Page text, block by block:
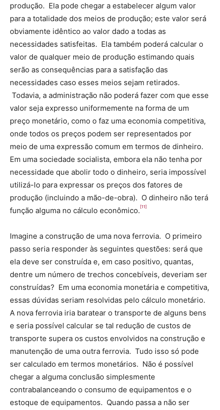
produção. Ela pode chegar a estabelecer algum valor
para a totalidade dos meios de produção; este valor será
obviamente idêntico ao valor dado a todas as
necessidades satisfeitas. Ela também poderá calcular o
valor de qualquer meio de produção estimando quais
serão as consequências para a satisfação das
necessidades caso esses meios sejam retirados.
Todavia, a administração não poderá fazer com que esse
valor seja expresso uniformemente na forma de um
preço monetário, como o faz uma economia competitiva,
onde todos os preços podem ser representados por
meio de uma expressão comum em termos de dinheiro.
Em uma sociedade socialista, embora ela não tenha por
necessidade que abolir todo o dinheiro, seria impossível
utilizá-lo para expressar os preços dos fatores de
produção (incluindo a mão-de-obra). O dinheiro não terá
função alguma no cálculo econômico. [11]
Imagine a construção de uma nova ferrovia. O primeiro
passo seria responder às seguintes questões: será que
ela deve ser construída e, em caso positivo, quantas,
dentre um número de trechos concebíveis, deveriam ser
construídas? Em uma economia monetária e competitiva,
essas dúvidas seriam resolvidas pelo cálculo monetário.
A nova ferrovia iria baratear o transporte de alguns bens
e seria possível calcular se tal redução de custos de
transporte supera os custos envolvidos na construção e
manutenção de uma outra ferrovia. Tudo isso só pode
ser calculado em termos monetários. Não é possível
chegar a alguma conclusão simplesmente
contrabalanceando o consumo de equipamentos e o
estoque de equipamentos. Quando passa a não ser